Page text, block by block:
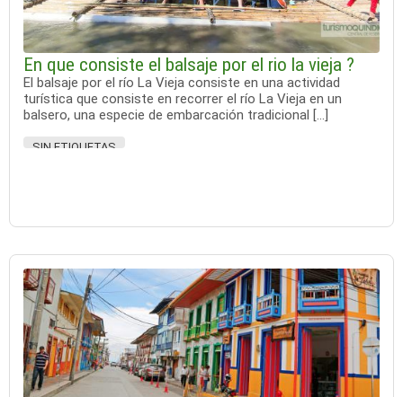
En que consiste el balsaje por el rio la vieja ?
El balsaje por el río La Vieja consiste en una actividad
turística que consiste en recorrer el río La Vieja en un
balsero, una especie de embarcación tradicional […]
SIN ETIQUETAS